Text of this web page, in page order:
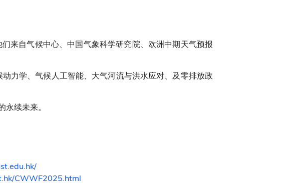
来自气候中心、中国气象科学研究院、欧洲中期天气预报
力学、气候人工智能、大气河流与洪水应对、及零排放政
续未来。
CWWF2025.html